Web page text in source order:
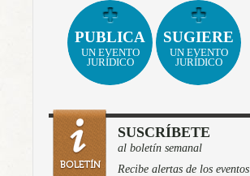
PUBLICA
UN EVENTO
JURÍDICO
SUGIERE
UN EVENTO
JURÍDICO
SUSCRÍBETE
al boletín semanal
Recibe alertas de los eventos